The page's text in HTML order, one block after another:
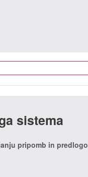
sistema
pripomb in